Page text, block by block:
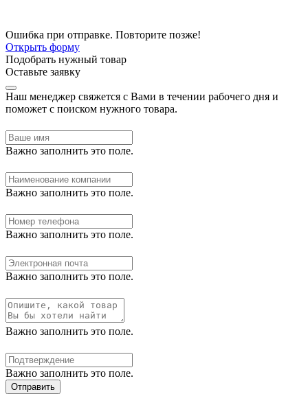
Ошибка при отправке. Повторите позже!
Открыть форму
Подобрать нужный товар
Оставьте заявку
Наш менеджер свяжется с Вами в течении рабочего дня и
поможет с поиском нужного товара.
Важно заполнить это поле.
Важно заполнить это поле.
Важно заполнить это поле.
Важно заполнить это поле.
Важно заполнить это поле.
Важно заполнить это поле.
Отправить